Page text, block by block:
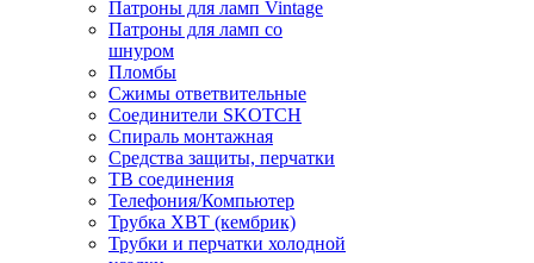
Патроны для ламп Vintage
Патроны для ламп со
шнуром
Пломбы
Сжимы ответвительные
Соединители SKOTCH
Спираль монтажная
Средства защиты, перчатки
ТВ соединения
Телефония/Компьютер
Трубка ХВТ (кембрик)
Трубки и перчатки холодной